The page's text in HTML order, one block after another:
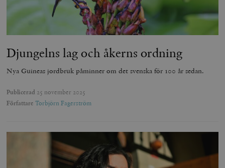
Djungelns lag och åkerns ordning
Nya Guineas jordbruk påminner om det svenska för 100 år sedan.
Publicerad 25 november 2025
Författare Torbjörn Fagerström